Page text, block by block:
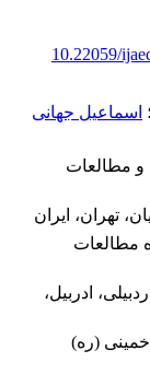
10.22059/
؛ اسماعیل جهانی
و مطالعات
تهران، ایران
مطالعات
ادربیل،
(ره)